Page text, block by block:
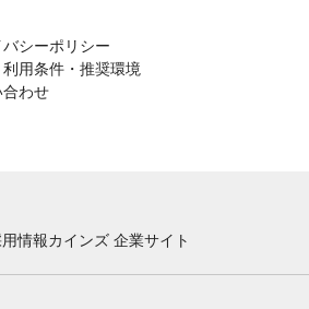
バシーポリシー
用条件・推奨環境
合わせ
情報カインズ 企業サイト